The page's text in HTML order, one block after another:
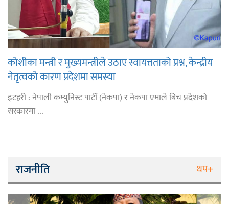
कोशीका मन्त्री र मुख्यमन्त्रीले उठाए स्वायत्तताको प्रश्न, केन्द्रीय
नेतृत्वको कारण प्रदेशमा समस्या
इटहरी : नेपाली कम्युनिस्ट पार्टी (नेकपा) र नेकपा एमाले बिच प्रदेशको
सरकारमा ...
राजनीति थप+